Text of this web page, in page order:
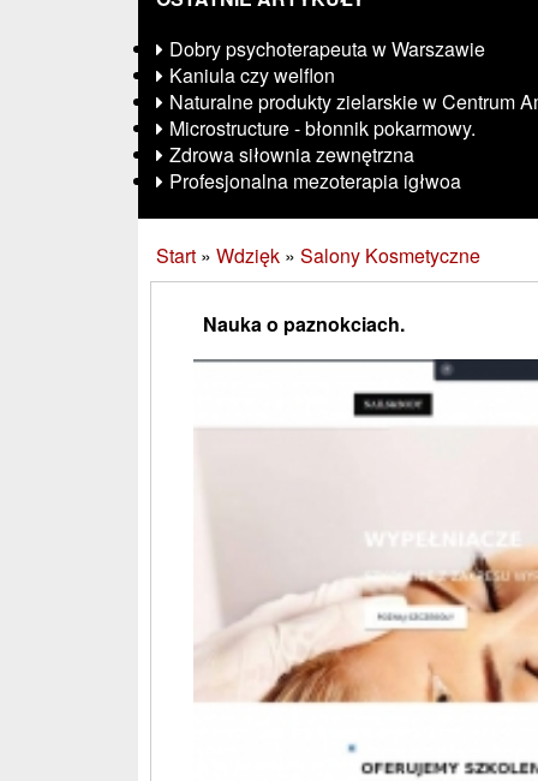
Dobry psychoterapeuta w Warszawie
Kaniula czy welflon
Naturalne produkty zielarskie w Centrum
Microstructure - błonnik pokarmowy.
Zdrowa siłownia zewnętrzna
Profesjonalna mezoterapia igłwoa
Start » Wdzięk » Salony Kosmetyczne
Nauka o paznokciach.